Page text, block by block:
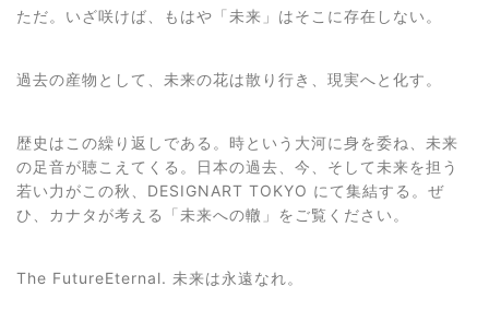
ただ。いざ咲けば、もはや「未来」はそこに存在しない。
過去の産物として、未来の花は散り行き、現実へと化す。
歴史はこの繰り返しである。時という大河に身を委ね、未来
の足音が聴こえてくる。日本の過去、今、そして未来を担う
若い力がこの秋、DESIGNART TOKYO にて集結する。ぜ
ひ、カナタが考える「未来への轍」をご覧ください。
The FutureEternal. 未来は永遠なれ。